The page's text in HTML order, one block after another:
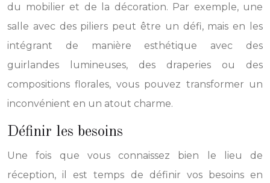
du mobilier et de la décoration. Par exemple, une
salle avec des piliers peut être un défi, mais en les
intégrant de manière esthétique avec des
guirlandes lumineuses, des draperies ou des
compositions florales, vous pouvez transformer un
inconvénient en un atout charme.
Définir les besoins
Une fois que vous connaissez bien le lieu de
réception, il est temps de définir vos besoins en